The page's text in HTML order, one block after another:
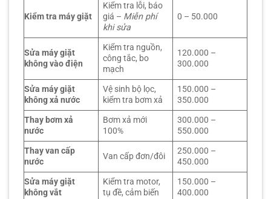
Kiểm tra máy giặt
Kiểm tra lỗi, báo
giá – Miễn phí
khi sửa
0 – 50.000
Sửa máy giặt
không vào điện
Kiểm tra nguồn,
công tắc, bo
mạch
120.000 –
300.000
Sửa máy giặt
không xả nước
Vệ sinh bộ lọc,
kiểm tra bơm xả
150.000 –
350.000
Thay bơm xả
nước
Bơm xả mới
100%
300.000 –
550.000
Thay van cấp
nước
Van cấp đơn/đôi
250.000 –
450.000
Sửa máy giặt
không vắt
Kiểm tra motor,
tụ đề, cảm biến
150.000 –
400.000